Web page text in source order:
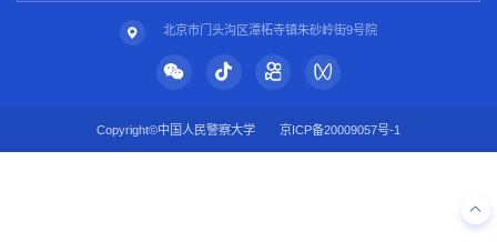
北京市门头沟区潭柘寺镇朱砂岭街9号院
Copyright©中国人民警察大学 京ICP备20009057号-1